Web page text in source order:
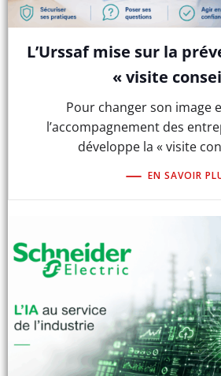
L’Urssaf mise sur la
« visite
Pour changer son image
l’accompagnement des
développe la « visite
EN SAVOIR